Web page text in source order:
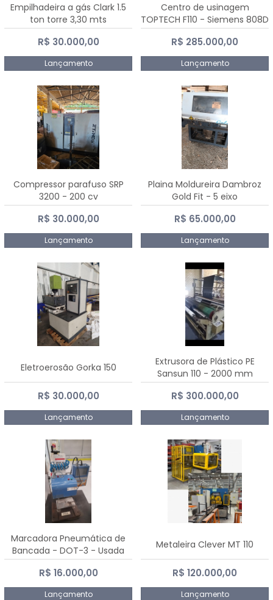
Empilhadeira a gás Clark 1.5
ton torre 3,30 mts
R$ 30.000,00
Lançamento
Centro de usinagem
TOPTECH F110 - Siemens 808D
Advanced
R$ 285.000,00
Lançamento
Compressor parafuso SRP
3200 - 200 cv
R$ 30.000,00
Lançamento
Plaina Moldureira Dambroz
Gold Fit - 5 eixo
R$ 65.000,00
Lançamento
Eletroerosão Gorka 150
R$ 30.000,00
Lançamento
Extrusora de Plástico PE
Sansun 110 - 2000 mm
R$ 300.000,00
Lançamento
Marcadora Pneumática de
Bancada - DOT-3 - Usada
R$ 16.000,00
Lançamento
Metaleira Clever MT 110
R$ 120.000,00
Lançamento